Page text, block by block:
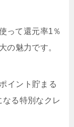
って還元率1％
の魅力です。
イント貯まる
なる特別なクレ